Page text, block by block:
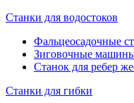
Станки для водостоков
Фальцеосадочные
Зиговочные
Станок для ребер
Станки для гибки